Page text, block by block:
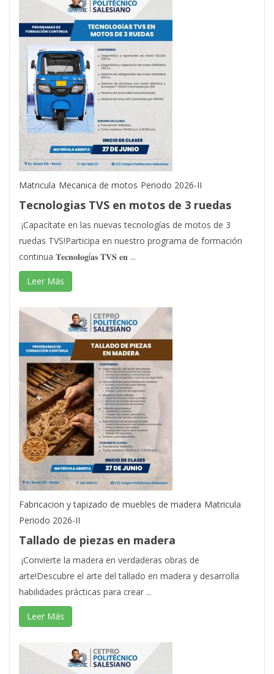
Matricula Mecanica de motos Periodo 2026-II
Tecnologias TVS en motos de 3 ruedas
¡Capacítate en las nuevas tecnologías de motos de 3
ruedas TVS!Participa en nuestro programa de formación
continua 𝐓𝐞𝐜𝐧𝐨𝐥𝐨𝐠í𝐚𝐬 𝐓𝐕𝐒 𝐞𝐧 ...
Leer Más
Fabricacion y tapizado de muebles de madera Matricula
Periodo 2026-II
Tallado de piezas en madera
¡Convierte la madera en verdaderas obras de
arte!Descubre el arte del tallado en madera y desarrolla
habilidades prácticas para crear ...
Leer Más